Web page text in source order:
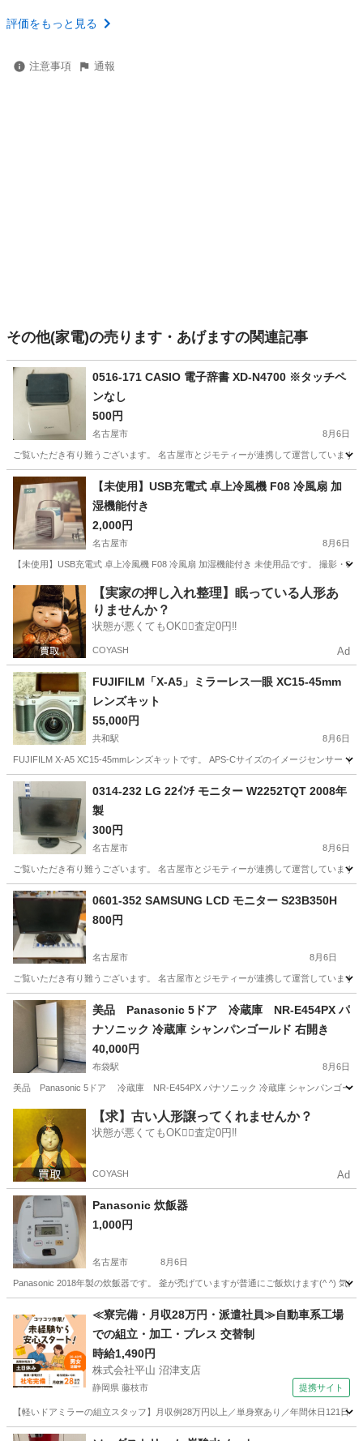
評価をもっと見る
注意事項 通報
その他(家電)の売ります・あげますの関連記事
0516-171 CASIO 電子辞書 XD-N4700 ※タッチペ
ンなし
500円
名古屋市 8月6日
ご覧いただき有り難うございます。 名古屋市とジモティーが連携して運営してい
愛知 名古屋市 家電 リユース
【未使用】USB充電式 卓上冷風機 F08 冷風扇 加
湿機能付き
2,000円
名古屋市 8月6日
【未使用】USB充電式 卓上冷風機 F08 冷風扇 加湿機能付き 未使用品です。 撮影・
愛知 名古屋市 季節、空調家電
【実家の押し入れ整理】眠っている人形あ
りませんか？
状態が悪くてもOK🙆‍♀️査定0円‼️
COYASH Ad
FUJIFILM「X-A5」ミラーレス一眼 XC15-45mm
レンズキット
55,000円
共和駅 8月6日
FUJIFILM X-A5 XC15-45mmレンズキットです。 APS-Cサイズのイメージセンサー（
愛知 大府市
0314-232 LG 22ｲﾝﾁ モニター W2252TQT 2008年
製
300円
名古屋市 8月6日
ご覧いただき有り難うございます。 名古屋市とジモティーが連携して運営していま
愛知 名古屋市 0601-352 SAMSUNG LCD モニター S23B350H
800円
名古屋市 8月6日
ご覧いただき有り難うございます。 名古屋市とジモティーが連携して運営してい
愛知 名古屋市 テレビ
美品 Panasonic 5ドア 冷蔵庫 NR-E454PX パ
ナソニック 冷蔵庫 シャンパンゴールド 右開き
40,000円
布袋駅 8月6日
美品 Panasonic 5ドア 冷蔵庫 NR-E454PX パナソニック 冷蔵庫 シャンパンゴール
布袋駅 キッチン家電 ドア
【求】古い人形譲ってくれませんか？
状態が悪くてもOK🙆‍♀️査定0円‼️
COYASH Ad
Panasonic 炊飯器
1,000円
名古屋市 8月6日
Panasonic 2018年製の炊飯器です。 釜が禿げていますが普通にご飯炊けます(^ ^) 気
キッチン家電
≪寮完備・月収28万円・派遣社員≫自動車系工場
での組立・加工・プレス 交替制
時給1,490円
株式会社平山 沼津支店
静岡県 藤枝市 提携サイト
【軽いドアミラーの組立スタッフ】月収例28万円以上／単身寮あり／年間休日121
静岡 藤枝市 その他